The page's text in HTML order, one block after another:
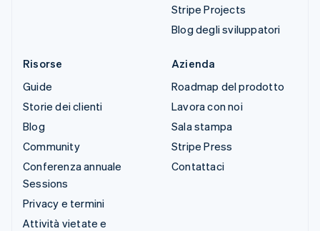
Stripe Projects
Blog degli sviluppatori
Risorse
Guide
Storie dei clienti
Blog
Community
Conferenza annuale
Sessions
Privacy e termini
Attività vietate e
Azienda
Roadmap del prodotto
Lavora con noi
Sala stampa
Stripe Press
Contattaci